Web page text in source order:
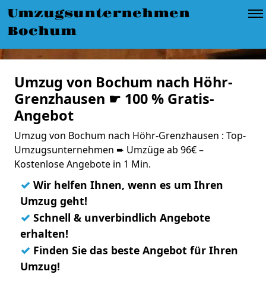
Umzugsunternehmen
Bochum
Umzug von Bochum nach Höhr-
Grenzhausen ☛ 100 % Gratis-
Angebot
Umzug von Bochum nach Höhr-Grenzhausen : Top-
Umzugsunternehmen ➨ Umzüge ab 96€ –
Kostenlose Angebote in 1 Min.
✓ Wir helfen Ihnen, wenn es um Ihren
Umzug geht!
✓ Schnell & unverbindlich Angebote
erhalten!
✓ Finden Sie das beste Angebot für Ihren
Umzug!